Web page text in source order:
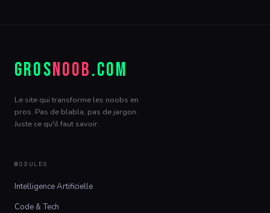
GROSNOOB.COM
Le site qui transforme les noobs en
pros. Pas de blabla, pas de jargon.
Juste ce qu'il faut savoir.
MODULES
Intelligence Artificielle
Code & Tech